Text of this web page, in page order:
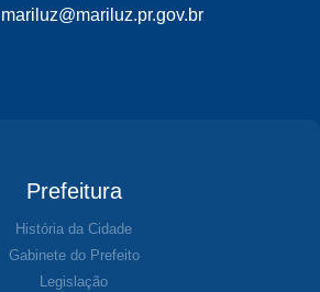
mariluz@mariluz.pr.gov.br
Prefeitura
História da Cidade
Gabinete do Prefeito
Legislação